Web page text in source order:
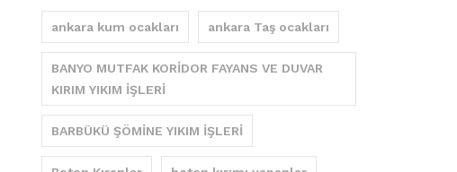
ankara kum ocakları ankara Taş ocakları
BANYO MUTFAK KORİDOR FAYANS VE DUVAR
KIRIM YIKIM İŞLERİ
BARBÜKÜ ŞÖMİNE YIKIM İŞLERİ